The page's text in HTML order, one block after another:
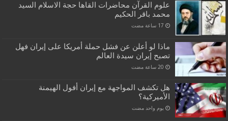
علوم القرآن محاضرات القاها حجة الاسلام السيد
محمد باقر الحكيم
ماذا لو أعلن عن فشل حملة أمريكا على إيران فهل
تصبح إيران سيدة العالم
هل تكشف المواجهة مع إيران أفول الهيمنة
الأميركية؟
‏يوم واحد مضت